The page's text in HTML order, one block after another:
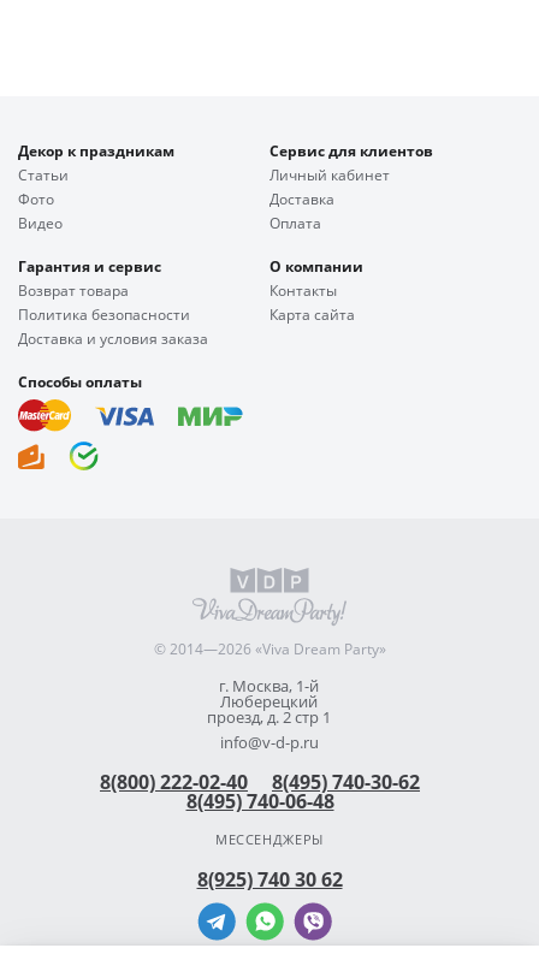
Декор к праздникам
Статьи
Фото
Видео
Сервис для клиентов
Личный кабинет
Доставка
Оплата
Гарантия и сервис
Возврат товара
Политика безопасности
Доставка и условия заказа
О компании
Контакты
Карта сайта
Способы оплаты
© 2014—2026 «Viva Dream Party»
г. Москва, 1-й
Люберецкий
проезд, д. 2 стр 1
info@v-d-p.ru
8(800) 222-02-40 8(495) 740-30-62
8(495) 740-06-48
МЕССЕНДЖЕРЫ
8(925) 740 30 62